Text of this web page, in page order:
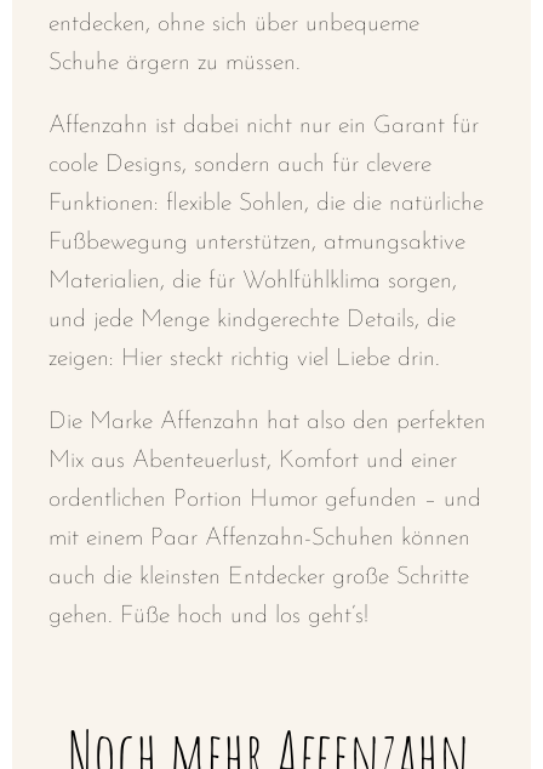
entdecken, ohne sich über unbequeme
Schuhe ärgern zu müssen.
Affenzahn ist dabei nicht nur ein Garant für
coole Designs, sondern auch für clevere
Funktionen: flexible Sohlen, die die natürliche
Fußbewegung unterstützen, atmungsaktive
Materialien, die für Wohlfühlklima sorgen,
und jede Menge kindgerechte Details, die
zeigen: Hier steckt richtig viel Liebe drin.
Die Marke Affenzahn hat also den perfekten
Mix aus Abenteuerlust, Komfort und einer
ordentlichen Portion Humor gefunden – und
mit einem Paar Affenzahn-Schuhen können
auch die kleinsten Entdecker große Schritte
gehen. Füße hoch und los geht’s!